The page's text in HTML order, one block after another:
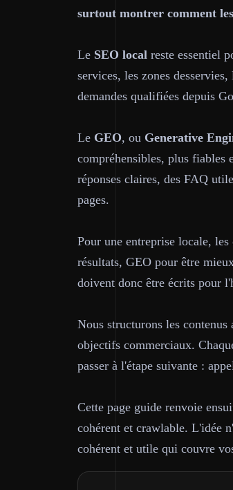
surtout montrer comment
Le SEO local reste essentiel
services, les zones
demandes qualifiées depuis
Le GEO, ou Generative
compréhensibles, plus fiables
réponses claires, des FAQ
pages.
Pour une entreprise locale,
résultats, GEO pour être
doivent donc être écrits pour
Nous structurons les
objectifs commerciaux.
passer à l'étape suivante :
Cette page guide renvoie
cohérent et crawlable. L'idée
cohérent et utile qui couvre